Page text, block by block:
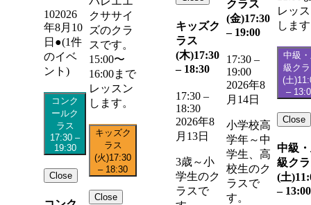
102026
年8月10
日 ●(1件
のイベ
ント)
コンク
ールク
ラス
17:30 –
19:30
Close
クササイ
ズのクラ
スです。
15:00〜
16:00まで
レッスン
します。
キッズク
ラス
(火)17:30
– 18:30
Close
キッズク
ラス
(木)17:30
– 18:30
17:30 –
18:30
2026年8
月13日
3歳～小
学生のク
ラスで
クラス
(金)17:30
– 19:00
17:30 –
19:00
2026年8
月14日
小学校高
学年～中
学生、高
校生のク
ラスで
す。
レッ
しま
中級
級ク
(土)
–
Close
中級
級ク
(土)
– 13:00